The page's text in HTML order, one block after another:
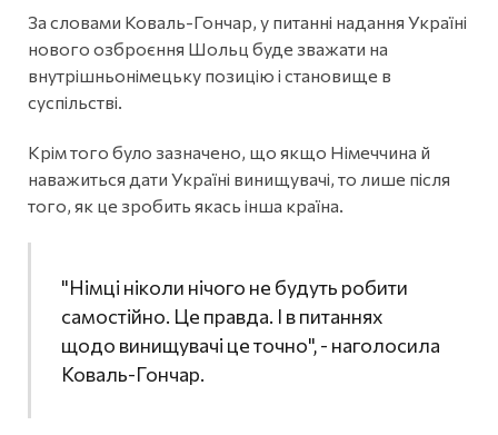
За словами Коваль-Гончар, у питанні надання Україні
нового озброєння Шольц буде зважати на
внутрішньонімецьку позицію і становище в
суспільстві.
Крім того було зазначено, що якщо Німеччина й
наважиться дати Україні винищувачі, то лише після
того, як це зробить якась інша країна.
"Німці ніколи нічого не будуть робити
самостійно. Це правда. І в питаннях
щодо винищувачі це точно", - наголосила
Коваль-Гончар.